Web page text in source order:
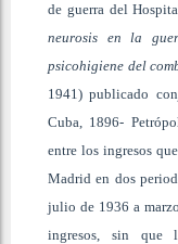
de guerra del
neurosis en la
psicohigiene del
1941) publicado
Cuba, 1896-
entre los ingresos
Madrid en dos
julio de 1936 a
ingresos, sin que